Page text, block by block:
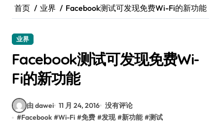
首页 业界 Facebook测试可发现免费Wi-Fi的新功能
业界
Facebook测试可发现免费Wi-
Fi的新功能
由 dawei 11 月 24, 2016 没有评论
#Facebook #Wi-Fi #免费 #发现 #新功能 #测试